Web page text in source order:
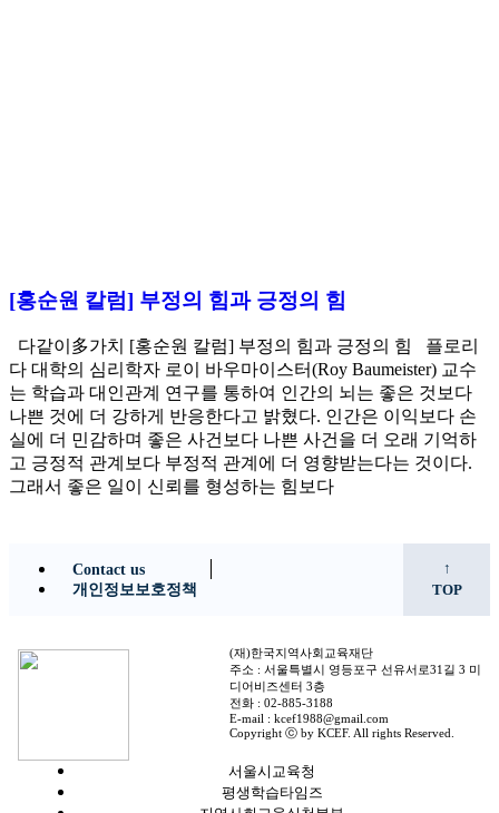
는 학습과 대인관계 연구를 통하여 인간의 뇌는 좋은 것보다
나쁜 것에 더 강하게 반응한다고 밝혔다. 인간은 이익보다 손
실에 더 민감하며 좋은 사건보다 나쁜 사건을 더 오래 기억하
고 긍정적 관계보다 부정적 관계에 더 영향받는다는 것이다.
그래서 좋은 일이 신뢰를 형성하는 힘보다
Contact us
개인정보보호정책
↑
TOP
(재)한국지역사회교육재단
주소 : 서울특별시 영등포구 선유서로31길 3 미
디어비즈센터 3층
전화 : 02-885-3188
E-mail : kcef1988@gmail.com
Copyright ⓒ by KCEF. All rights Reserved.
서울시교육청
평생학습타임즈